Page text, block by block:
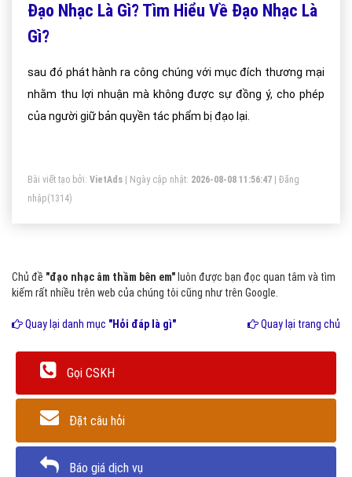
Đạo Nhạc Là Gì? Tìm Hiểu Về Đạo Nhạc Là
Gì?
sau đó phát hành ra công chúng với mục đích thương mại
nhằm thu lợi nhuận mà không được sự đồng ý, cho phép
của người giữ bản quyền tác phẩm bị đạo lại.
Bài viết tạo bởi: VietAds | Ngày cập nhật: 2026-08-08 11:56:47
Đăng
nhập(1314)
Chủ đề "đạo nhạc âm thầm bên em" luôn được bạn đọc quan tâm và tìm
kiếm rất nhiều trên web của chúng tôi cũng như trên Google.
Quay lại danh mục "Hỏi đáp là gì" Quay lại trang chủ
Gọi CSKH
Đặt câu hỏi
Báo giá dịch vụ